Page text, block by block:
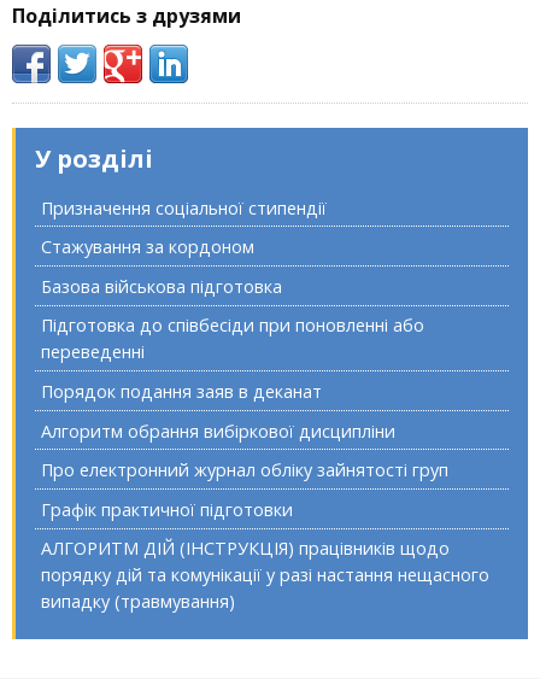
Поділитись з друзями
У розділі
Призначення соціальної стипендії
Стажування за кордоном
Базова військова підготовка
Підготовка до співбесіди при поновленні або
переведенні
Порядок подання заяв в деканат
Алгоритм обрання вибіркової дисципліни
Про електронний журнал обліку зайнятості груп
Графік практичної підготовки
АЛГОРИТМ ДІЙ (ІНСТРУКЦІЯ) працівників щодо
порядку дій та комунікації у разі настання нещасного
випадку (травмування)